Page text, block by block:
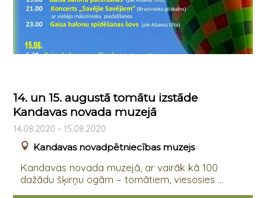
14. un 15. augustā tomātu izstāde
Kandavas novada muzejā
14.08.2020 - 15.08.2020
Kandavas novadpētniecības muzejs
Kandavas novada muzejā, ar vairāk kā 100
dažādu šķirņu ogām – tomātiem, viesosies ...